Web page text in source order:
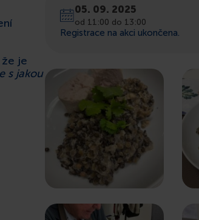
je
s jakou
05. 09. 2025
od 11:00 do 13:00
Registrace na akci ukončena.